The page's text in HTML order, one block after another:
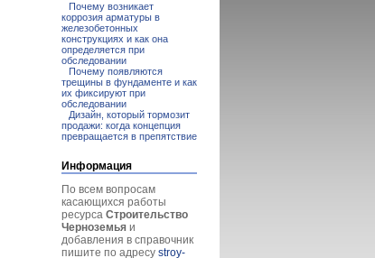
Почему возникает
коррозия арматуры в
железобетонных
конструкциях и как она
определяется при
обследовании
Почему появляются
трещины в фундаменте и как
их фиксируют при
обследовании
Дизайн, который тормозит
продажи: когда концепция
превращается в препятствие
Информация
По всем вопросам
касающихся работы
ресурса Строительство
Черноземья и
добавления в справочник
пишите по адресу stroy-